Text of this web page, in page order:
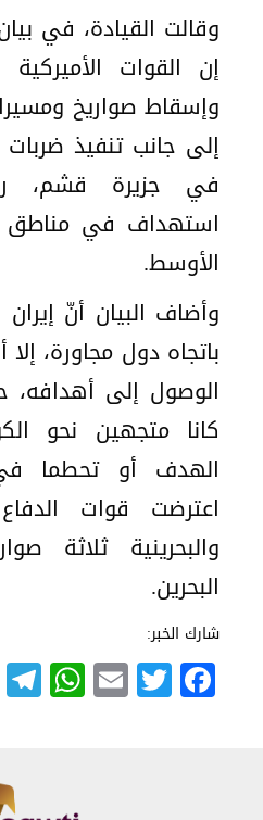
وقالت القيادة، في
إن القوات
وإسقاط صواريخ
إلى جانب تنفيذ
في جزيرة قشم،
استهداف في مناطق
الأوسط.
وأضاف البيان أنّ
باتجاه دول مجاورة،
الوصول إلى
كانا متجهين نحو
الهدف أو تحطما
اعترضت قوات
والبحرينية ثلاثة
البحرين.
شارك الخبر:
Facebook
Twitter
Email